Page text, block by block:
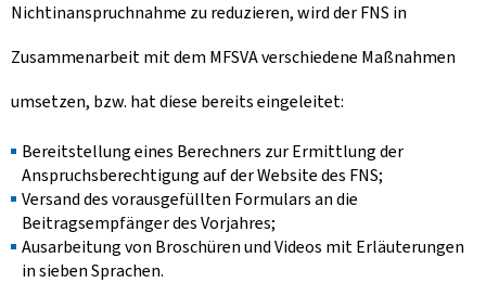
Nichtinanspruchnahme zu reduzieren, wird der FNS in
Zusammenarbeit mit dem MFSVA verschiedene Maßnahmen
umsetzen, bzw. hat diese bereits eingeleitet:
Bereitstellung eines Berechners zur Ermittlung der
Anspruchsberechtigung auf der Website des FNS;
Versand des vorausgefüllten Formulars an die
Beitragsempfänger des Vorjahres;
Ausarbeitung von Broschüren und Videos mit Erläuterungen
in sieben Sprachen.